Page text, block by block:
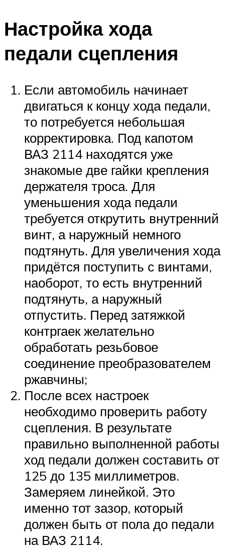
Настройка хода
педали сцепления
Если автомобиль начинает
двигаться к концу хода педали,
то потребуется небольшая
корректировка. Под капотом
ВАЗ 2114 находятся уже
знакомые две гайки крепления
держателя троса. Для
уменьшения хода педали
требуется открутить внутренний
винт, а наружный немного
подтянуть. Для увеличения хода
придётся поступить с винтами,
наоборот, то есть внутренний
подтянуть, а наружный
отпустить. Перед затяжкой
контргаек желательно
обработать резьбовое
соединение преобразователем
ржавчины;
После всех настроек
необходимо проверить работу
сцепления. В результате
правильно выполненной работы
ход педали должен составить от
125 до 135 миллиметров.
Замеряем линейкой. Это
именно тот зазор, который
должен быть от пола до педали
на ВАЗ 2114.